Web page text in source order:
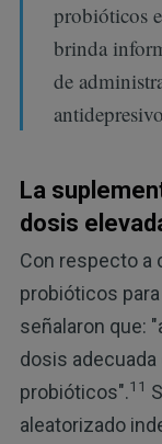
probióticos
brinda
de
La
dosis
Con respecto a
probióticos
señalaron que:
dosis
probióticos".11
aleatorizado